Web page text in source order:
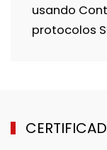
usando
protocolos